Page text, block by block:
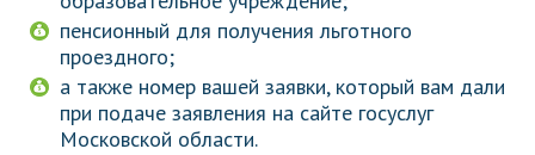
пенсионный для получения льготного
проездного;
а также номер вашей заявки, который вам дали
при подаче заявления на сайте госуслуг
Московской области.